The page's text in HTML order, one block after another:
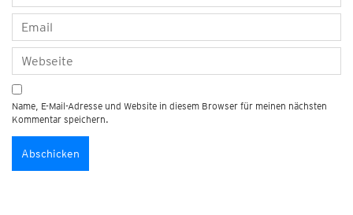
Name, E-Mail-Adresse und Website in diesem Browser für meinen nächsten
Kommentar speichern.